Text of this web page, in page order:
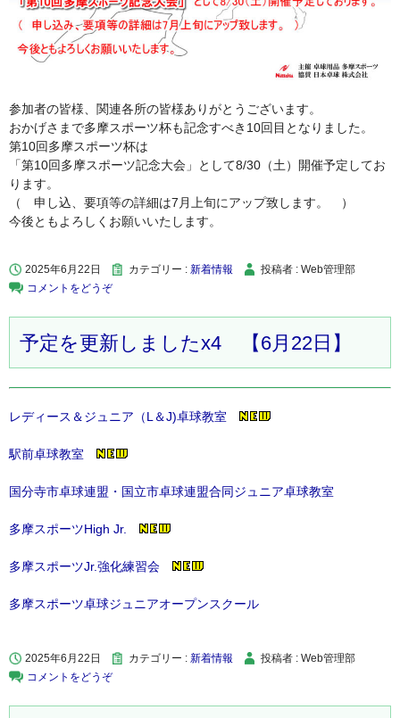
参加者の皆様、関連各所の皆様ありがとうございます。
おかげさまで多摩スポーツ杯も記念すべき10回目となりました。
第10回多摩スポーツ杯は
「第10回多摩スポーツ記念大会」として8/30（土）開催予定してお
ります。
（ 申し込、要項等の詳細は7月上旬にアップ致します。 ）
今後ともよろしくお願いいたします。
2025年6月22日 カテゴリー : 新着情報
投稿者 : Web管理部
コメントをどうぞ
予定を更新しましたx4 【6月22日】
レディース＆ジュニア（L＆J)卓球教室
駅前卓球教室
国分寺市卓球連盟・国立市卓球連盟合同ジュニア卓球教室
多摩スポーツHigh Jr.
多摩スポーツJr.強化練習会
多摩スポーツ卓球ジュニアオープンスクール
2025年6月22日 カテゴリー : 新着情報
投稿者 : Web管理部
コメントをどうぞ